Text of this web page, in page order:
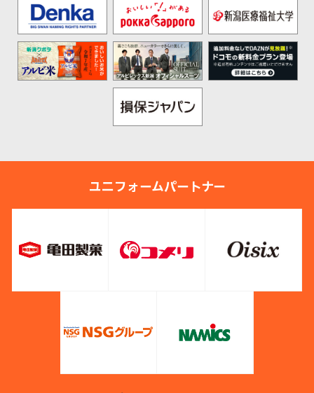
ユニフォームパートナー